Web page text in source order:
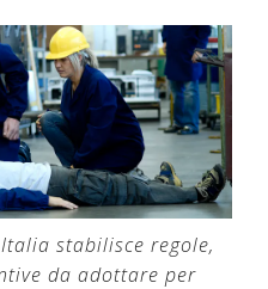
stabilisce regole,
da adottare per